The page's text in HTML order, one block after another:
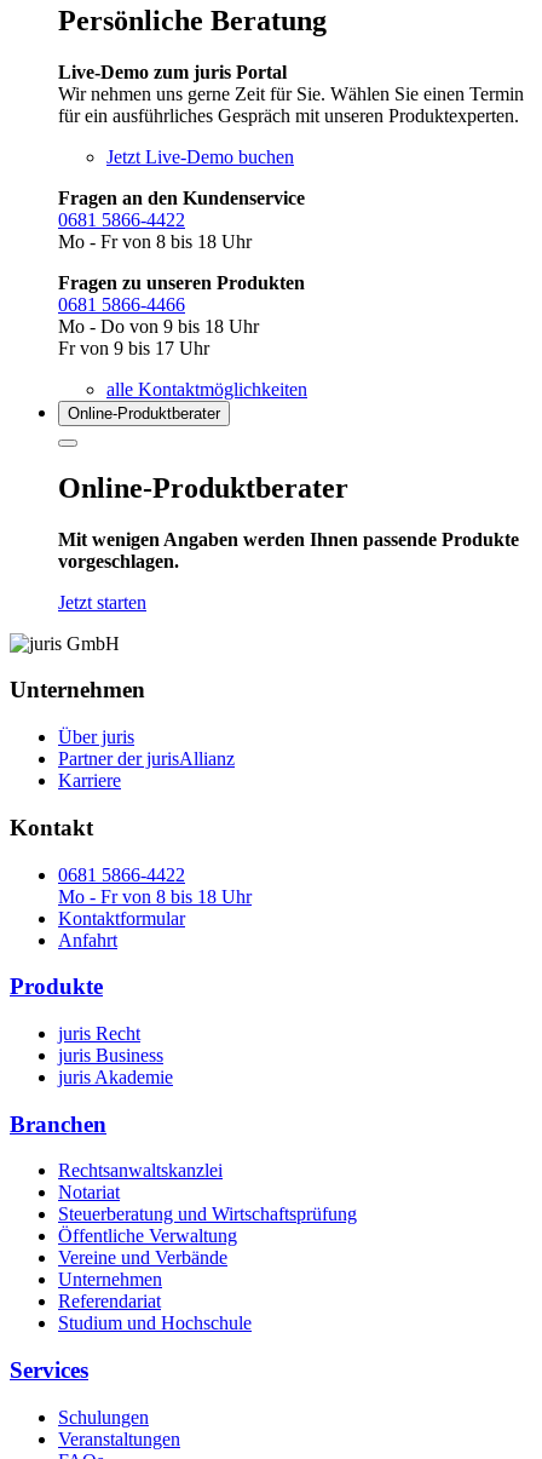
Persönliche Beratung
Live-Demo zum juris Portal
Wir nehmen uns gerne Zeit für Sie. Wählen Sie einen Termin
für ein ausführliches Gespräch mit unseren Produktexperten.
Jetzt Live-Demo buchen
Fragen an den Kundenservice
0681 5866-4422
Mo - Fr von 8 bis 18 Uhr
Fragen zu unseren Produkten
0681 5866-4466
Mo - Do von 9 bis 18 Uhr
Fr von 9 bis 17 Uhr
alle Kontaktmöglichkeiten
Online-Produkt­berater
Online-Produktberater
Mit wenigen Angaben werden Ihnen passende Produkte
vorgeschlagen.
Jetzt starten
Unternehmen
Über juris
Partner der jurisAllianz
Karriere
Kontakt
0681 5866-4422
Mo - Fr von 8 bis 18 Uhr
Kontaktformular
Anfahrt
Produkte
juris Recht
juris Business
juris Akademie
Branchen
Rechtsanwaltskanzlei
Notariat
Steuerberatung und Wirtschaftsprüfung
Öffentliche Verwaltung
Vereine und Verbände
Unternehmen
Referendariat
Studium und Hochschule
Services
Schulungen
Veranstaltungen